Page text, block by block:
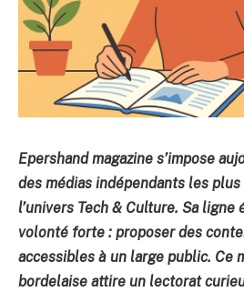
Epershand magazine s’impose
des médias indépendants les
l’univers Tech & Culture. Sa
volonté forte : proposer des
accessibles à un large public. Ce
bordelaise attire un lectorat